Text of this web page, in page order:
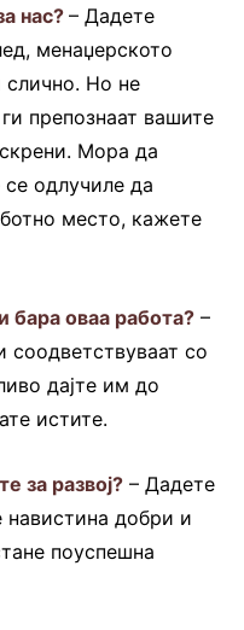
нас? – Дадете
менаџерското
слично. Но не
препознаат вашите
Мора да
одлучиле да
место, кажете
оваа работа? –
соодветствуваат со
дајте им до
истите.
за развој? – Дадете
добри и
поуспешна